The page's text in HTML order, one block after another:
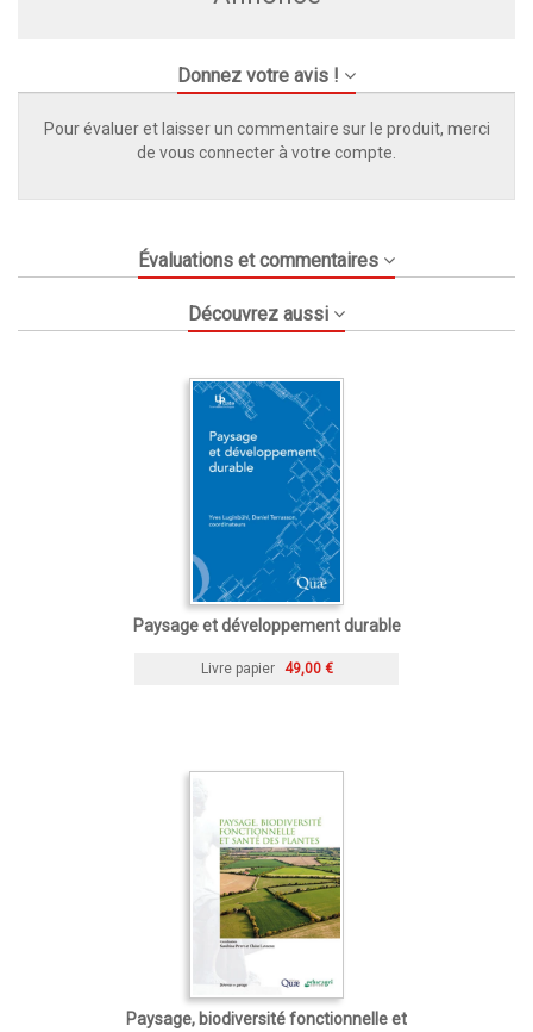
Donnez votre avis !
Pour évaluer et laisser un commentaire sur le produit, merci
de vous connecter à votre compte.
Évaluations et commentaires
Découvrez aussi
Paysage et développement durable
Livre papier 49,00 €
Paysage, biodiversité fonctionnelle et